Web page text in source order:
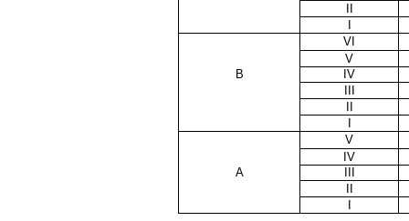
II
I
VI
V
B
IV
III
II
I
V
IV
A
III
II
I